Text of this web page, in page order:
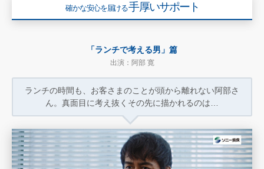
確かな安心を届ける手厚いサポート
「ランチで考える男」篇
出演：阿部 寛
ランチの時間も、お客さまのことが頭から離れない阿部さ
ん。真面目に考え抜く その先に描かれるのは…